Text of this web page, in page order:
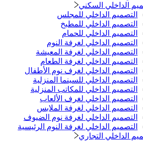
السكني
الداخلي للمجلس
الداخلي للمطبخ
الداخلي للحمام
الداخلي لغرفة النوم
الداخلي لغرفة المعيشة
الداخلي لغرفة الطعام
الداخلي لغرف نوم الأطفال
الداخلي للسينما المنزلية
الداخلي للمكاتب المنزلية
الداخلي لغرف الألعاب
الداخلي لغرفة الملابس
الداخلي لغرفة نوم الضيوف
الداخلي لغرفة النوم الرئيسية
التجاري